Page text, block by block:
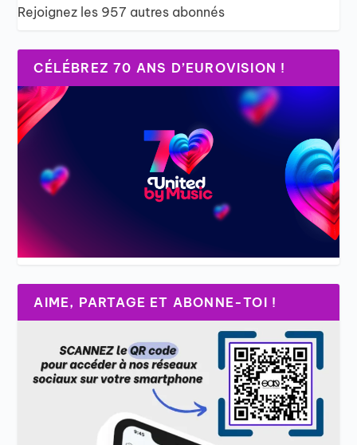
Rejoignez les 957 autres abonnés
CÉLÉBREZ 70 ANS D’EUROVISION !
AIME, PARTAGE ET ABONNE-TOI !